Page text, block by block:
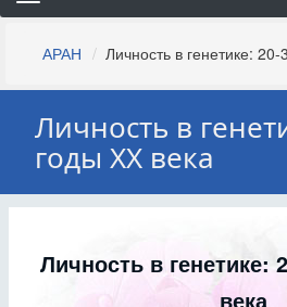
Строка
навигации
АРАН Личность в генетике:
Личность в
годы ХХ века
Личность в генетике:
века